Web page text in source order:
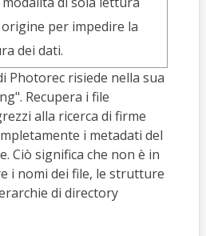
per impedire la
dei dati.
Photorec risiede nella sua
Recupera i file
alla ricerca di firme
i metadati del
Ciò significa che non è in
i nomi dei file, le strutture
di directory